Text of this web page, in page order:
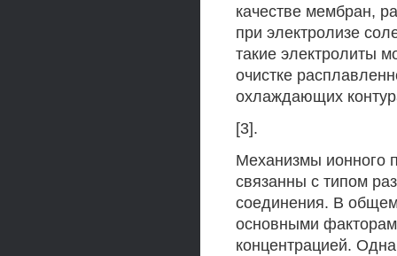
качестве мембран,
при электролизе
такие электролиты
очистке
охлаждающих
[3].
Механизмы ионного
связанны с типом
соединения. В
основными
концентрацией.